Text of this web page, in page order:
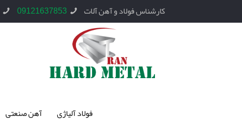
کارشناس فولاد و آهن آلات 09121637853
فولاد آلیاژی آهن صنعتی